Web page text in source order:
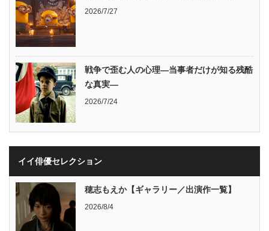
2026/7/27
戦争で歪む人の心理―当事者だけが知る残酷
な真実―
2026/7/24
イイ俳優セレクション
穂志もえか【ギャラリー／出演作一覧】
2026/8/4